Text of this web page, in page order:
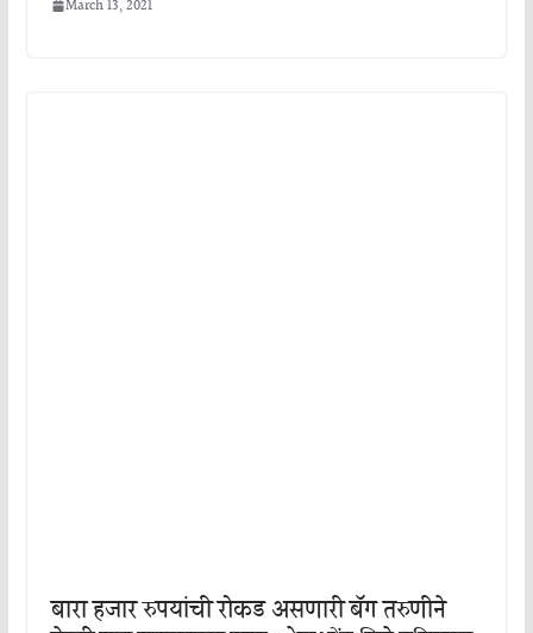
March 13, 2021
बारा हजार रुपयांची रोकड असणारी बॅग तरुणीने